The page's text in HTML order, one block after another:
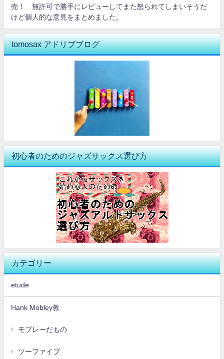
売！ 無許可で勝手にレビューしてまた怒られてしまいそうだ
けど個人的な意見をまとめました。
tomosax アドリブブログ
初心者のためのジャズサックス選び方
カテゴリー
etude
Hank Mobley教
モブレーだもの
ツーファイブ